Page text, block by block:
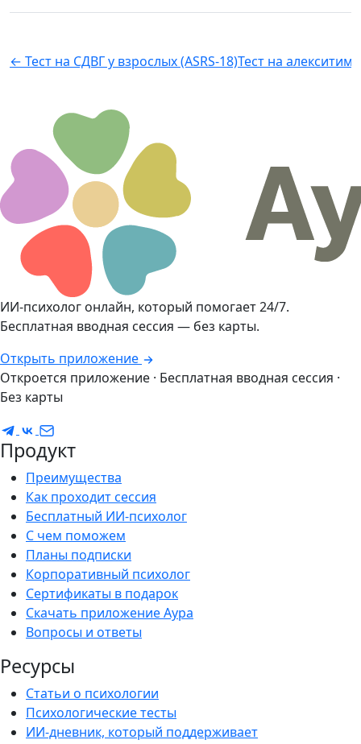
← Тест на СДВГ у взрослых (ASRS-18)Тест на
ИИ-психолог онлайн, который помогает 24/7.
Бесплатная вводная сессия — без карты.
Открыть приложение
Откроется приложение · Бесплатная вводная сессия ·
Без карты
Продукт
Преимущества
Как проходит сессия
Бесплатный ИИ-психолог
С чем поможем
Планы подписки
Корпоративный психолог
Сертификаты в подарок
Скачать приложение Аура
Вопросы и ответы
Ресурсы
Статьи о психологии
Психологические тесты
ИИ-дневник, который поддерживает